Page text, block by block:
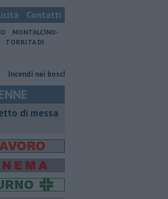
Contatti
MONTALCINO-
TORRITA DI
nei boschi, un'altra giornata di fuoco
di messa